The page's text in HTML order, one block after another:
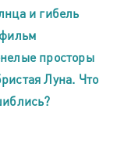
и гибель
просторы
Луна. Что